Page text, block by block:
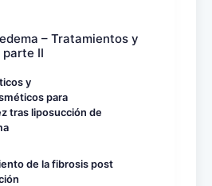
– Tratamientos y
II
y
para
tras liposucción de
de la fibrosis post